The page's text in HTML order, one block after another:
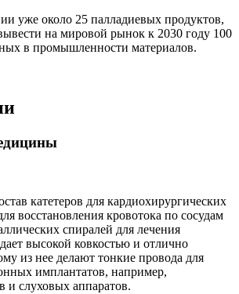
уже около 25 палладиевых продуктов,
на мировой рынок к 2030 году 100
в промышленности материалов.
катетеров для кардиохирургических
восстановления кровотока по сосудам
спиралей для лечения
высокой ковкостью и отлично
из нее делают тонкие провода для
имплантатов, например,
и слуховых аппаратов.